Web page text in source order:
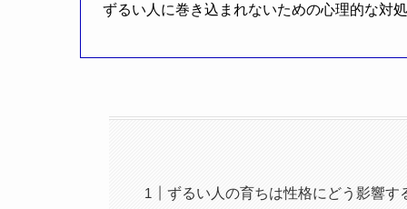
ずるい人に巻き込まれないための心理的な対
ずるい人の育ちは性格にどう影響す